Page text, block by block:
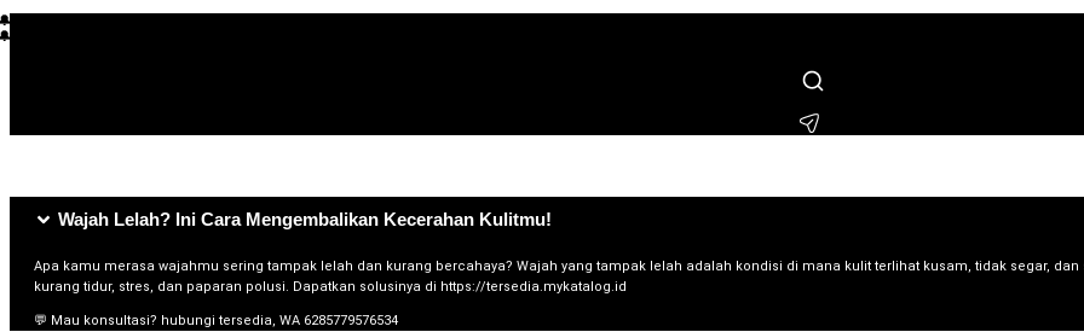
L*** membeli beberapa jam lalu
T**** membeli beberapa hari lalu
Wajah Lelah? Ini Cara Mengembalikan Kecerahan Kulitmu!
Apa kamu merasa wajahmu sering tampak lelah dan kurang bercahaya? Wajah yang tampak lelah adalah kondisi di mana kulit terlihat kusam, tidak segar,
kurang tidur, stres, dan paparan polusi. Dapatkan solusinya di https://tersedia.mykatalog.id
💬 Mau konsultasi? hubungi tersedia, WA 6285779576534